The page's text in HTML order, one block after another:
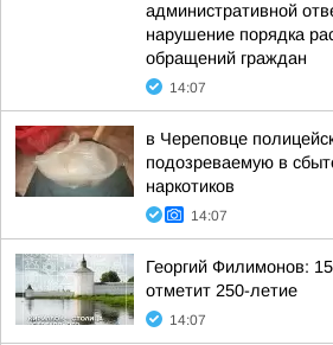
административной
нарушение порядка
обращений граждан
14:07
в Череповце
подозреваемую в
наркотиков
14:07
Георгий Филимонов:
отметит 250-летие
14:07